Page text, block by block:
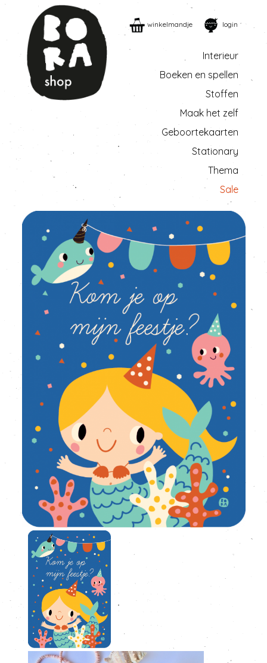
winkelmandje login
Interieur
Boeken en spellen
Stoffen
Maak het zelf
Geboortekaarten
Stationary
Thema
Sale